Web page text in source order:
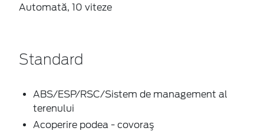
Automată, 10 viteze
Standard
ABS/ESP/RSC/Sistem de management al
terenului
Acoperire podea - covoraş